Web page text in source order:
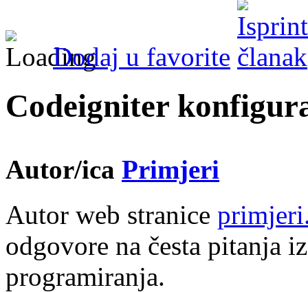
Dodaj u favorite
Codeigniter
Autor/ica Primjeri
Autor web stranice
odgovore na česta pitanja
programiranja.